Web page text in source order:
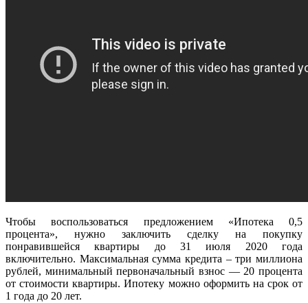
Чтобы воспользоваться предложением «Ипотека 0,5
процента», нужно заключить сделку на покупку
понравившейся квартиры до 31 июля 2020 года
включительно. Максимальная сумма кредита – три миллиона
рублей, минимальный первоначальный взнос — 20 процента
от стоимости квартиры. Ипотеку можно оформить на срок от
1 года до 20 лет.